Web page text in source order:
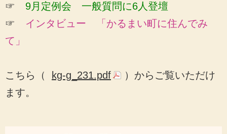
☞ 9月定例会 一般質問に6人登壇
☞ インタビュー 「かるまい町に住んでみ
て」
こちら（ kg-g_231.pdf
）からご覧いただけ
ます。